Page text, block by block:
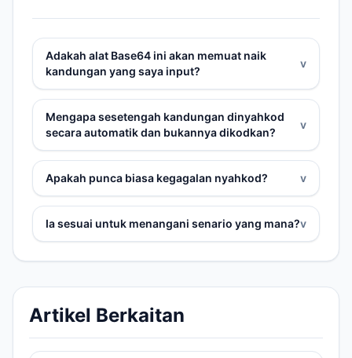
Adakah alat Base64 ini akan memuat naik
kandungan yang saya input?
v
Mengapa sesetengah kandungan dinyahkod
secara automatik dan bukannya dikodkan?
v
Apakah punca biasa kegagalan nyahkod? v
Ia sesuai untuk menangani senario yang mana?v
Artikel Berkaitan